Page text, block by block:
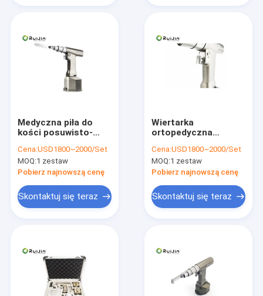
Medyczna piła do
kości posuwisto-
14,4 V Wiertło
posuwisto-zwrotne
Cena:USD1800~2000/Set
MOQ:1 zestaw
Pobierz najnowszą cenę
Skontaktuj się teraz
Wiertarka
ortopedyczna
oscylacyjna piła
kostna medyczna
Cena:USD1800~2000/Set
MOQ:1 zestaw
Pobierz najnowszą cenę
Skontaktuj się teraz